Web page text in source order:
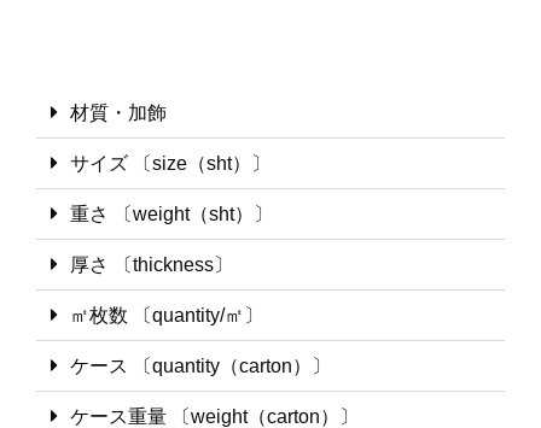
材質・加飾
サイズ 〔size（sht）〕
重さ 〔weight（sht）〕
厚さ 〔thickness〕
㎡枚数 〔quantity/㎡〕
ケース 〔quantity（carton）〕
ケース重量 〔weight（carton）〕